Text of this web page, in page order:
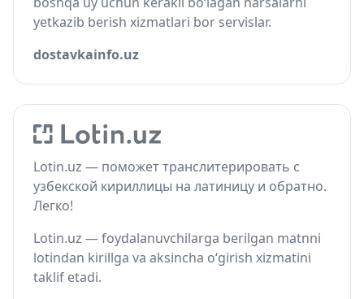
yetkazib berish xizmatlari bor servislar.
dostavkainfo.uz
Lotin.uz — поможет транслитерировать с
узбекской кириллицы на латиницу и обратно.
Легко!
Lotin.uz — foydalanuvchilarga berilgan matnni
lotindan kirillga va aksincha o‘girish xizmatini
taklif etadi.